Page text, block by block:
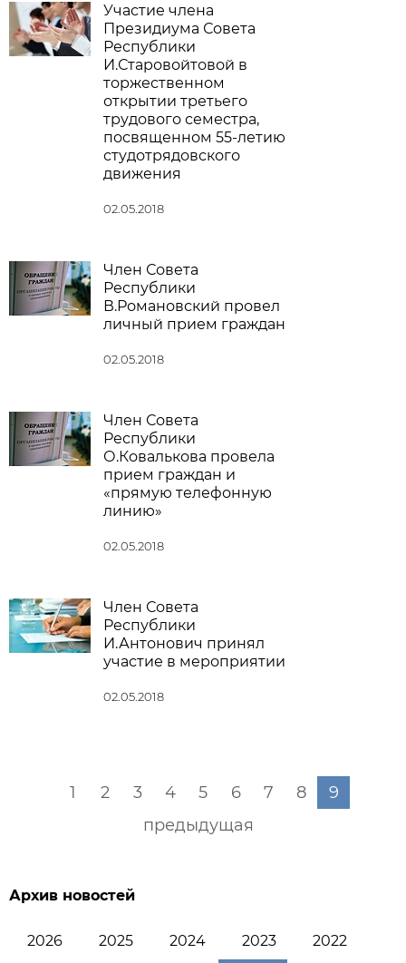
Участие члена
Президиума Совета
Республики
И.Старовойтовой в
торжественном
открытии третьего
трудового семестра,
посвященном 55-летию
студотрядовского
движения
02.05.2018
Член Совета
Республики
В.Романовский провел
личный прием граждан
02.05.2018
Член Совета
Республики
О.Ковалькова провела
прием граждан и
«прямую телефонную
линию»
02.05.2018
Член Совета
Республики
И.Антонович принял
участие в мероприятии
02.05.2018
предыдущая
1 2 3 4 5 6 7 8 9
Архив новостей
2026 2025 2024 2023 2022